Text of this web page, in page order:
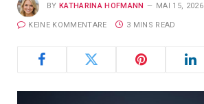
BY KATHARINA HOFMANN MAI 15, 2026
KEINE KOMMENTARE 3 MINS READ